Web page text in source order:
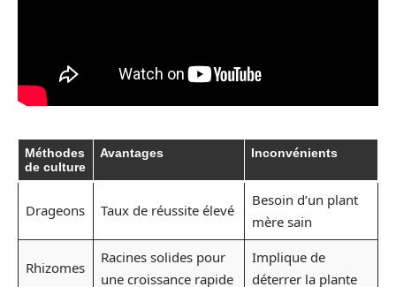
Méthodes
de culture
Avantages Inconvénients
Drageons Taux de réussite élevé
Besoin d’un plant
mère sain
Rhizomes
Racines solides pour
une croissance rapide
Implique de
déterrer la plante